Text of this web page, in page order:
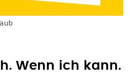
Wenn ich kann.